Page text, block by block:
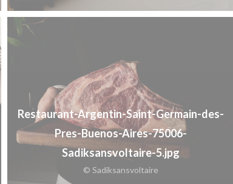
Restaurant-Argentin-Saint-Germain-des-
Pres-Buenos-Aires-75006-
Sadiksansvoltaire-5.jpg
© Sadiksansvoltaire